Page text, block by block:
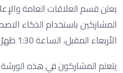
يعلن قسم العلاقات العامة
المشاركين باستخدام الذكاء
الأربعاء المقبل، الساعة 1:30 ظهرًا، في معمل الوسائط، ويحاضرها شروق الرفاعي المعيدة بالقسم.